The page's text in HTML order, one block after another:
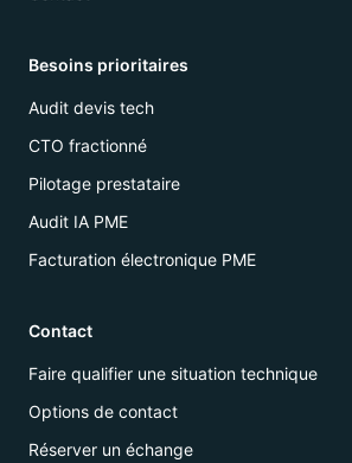
Besoins prioritaires
Audit devis tech
CTO fractionné
Pilotage prestataire
Audit IA PME
Facturation électronique PME
Contact
Faire qualifier une situation technique
Options de contact
Réserver un échange